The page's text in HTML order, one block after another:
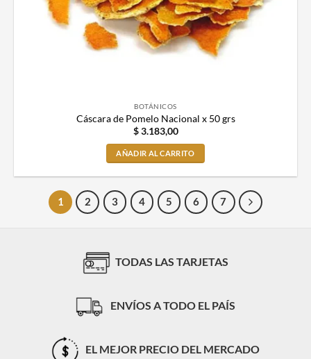
BOTÁNICOS
Cáscara de Pomelo Nacional x 50 grs
$3.183,00
AÑADIR AL CARRITO
1 2 3 4 5 6 7
TODAS LAS TARJETAS
ENVÍOS A TODO EL PAÍS
EL MEJOR PRECIO DEL MERCADO